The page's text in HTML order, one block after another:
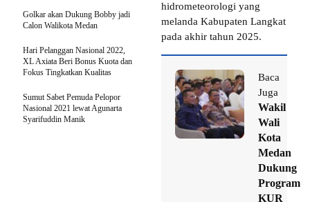
hidrometeorologi yang
melanda Kabupaten Langkat
pada akhir tahun 2025.
Baca
Juga
Wakil
Wali
Kota
Medan
Dukung
Program
KUR
Golkar akan Dukung Bobby jadi
Calon Walikota Medan
Hari Pelanggan Nasional 2022,
XL Axiata Beri Bonus Kuota dan
Fokus Tingkatkan Kualitas
Sumut Sabet Pemuda Pelopor
Nasional 2021 lewat Agunarta
Syarifuddin Manik